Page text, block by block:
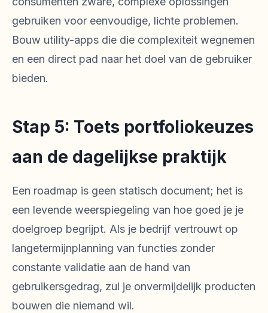
gebruiken voor eenvoudige, lichte problemen.
Bouw utility-apps die die complexiteit wegnemen
en een direct pad naar het doel van de gebruiker
bieden.
Stap 5: Toets portfoliokeuzes
aan de dagelijkse praktijk
Een roadmap is geen statisch document; het is
een levende weerspiegeling van hoe goed je je
doelgroep begrijpt. Als je bedrijf vertrouwt op
langetermijnplanning van functies zonder
constante validatie aan de hand van
gebruikersgedrag, zul je onvermijdelijk producten
bouwen die niemand wil.